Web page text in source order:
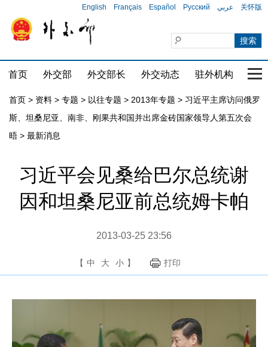
English Français Español Русский عربي 关怀版
首页 外交部 外交部长 外交动态 驻外机构 国
首页 > 资料 > 专题 > 以往专题 > 2013年专题 > 习近平主席访问俄罗
斯、坦桑尼亚、南非、刚果共和国并出席金砖国家领导人第五次会
晤 > 最新消息
习近平会见桑给巴尔总统谢
因和坦桑尼亚前总统姆卡帕
2013-03-25 23:56
【 中 大 小 】 打印